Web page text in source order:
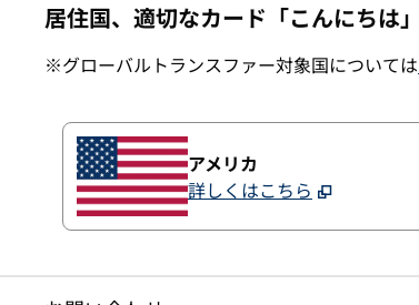
居住国、適切なカード「こんにちは」
※グローバルトランスファー対象国については
アメリカ
詳しくはこちら